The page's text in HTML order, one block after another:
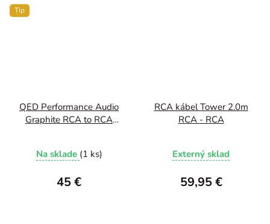
Tip
QED Performance Audio
Graphite RCA to RCA
Na sklade (1 ks)
45 €
RCA kábel Tower 2.0m
RCA - RCA
Externý sklad
59,95 €